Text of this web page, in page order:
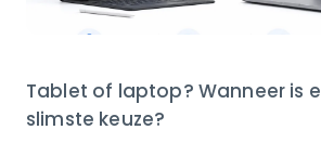
Tablet of laptop? Wanneer is
slimste keuze?